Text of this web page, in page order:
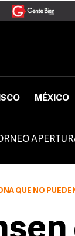
MÉXICO
QUE NO